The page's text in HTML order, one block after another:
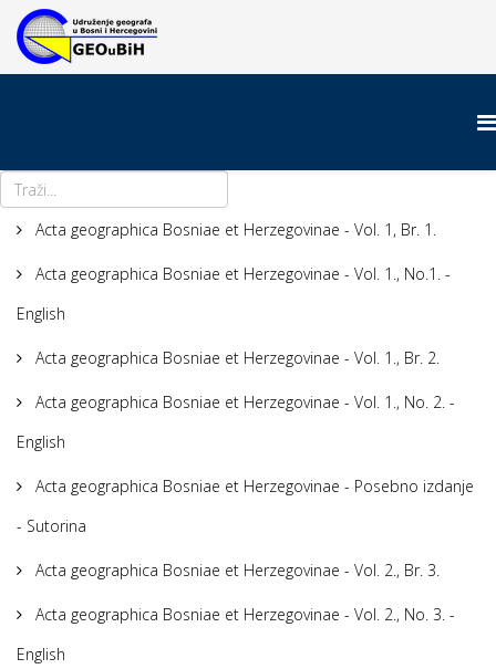
Acta geographica Bosniae et Herzegovinae - Vol. 1, Br. 1.
Acta geographica Bosniae et Herzegovinae - Vol. 1., No.1. -
English
Acta geographica Bosniae et Herzegovinae - Vol. 1., Br. 2.
Acta geographica Bosniae et Herzegovinae - Vol. 1., No. 2. -
English
Acta geographica Bosniae et Herzegovinae - Posebno izdanje
- Sutorina
Acta geographica Bosniae et Herzegovinae - Vol. 2., Br. 3.
Acta geographica Bosniae et Herzegovinae - Vol. 2., No. 3. -
English